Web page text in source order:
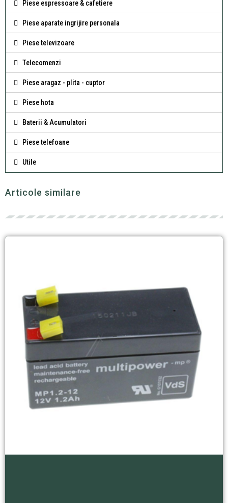
Piese espressoare & cafetiere
Piese aparate ingrijire personala
Piese televizoare
Telecomenzi
Piese aragaz - plita - cuptor
Piese hota
Baterii & Acumulatori
Piese telefoane
Utile
Articole similare